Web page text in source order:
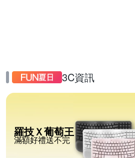
3C資訊
羅技Ｘ葡萄王
滿額好禮送不完